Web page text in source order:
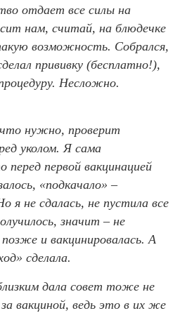
отдает все силы на
нам, считай, на блюдечке
возможность. Собрался,
прививку (бесплатно!),
Несложно.
нужно, проверит
уколом. Я сама
перед первой вакцинацией
«подкачало» –
я не сдалась, не пустила все
значит – не
и вакцинировалась. А
сделала.
дала совет тоже не
вакциной, ведь это в их же